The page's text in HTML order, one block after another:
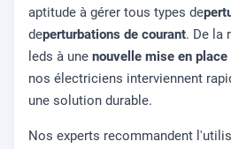
aptitude à gérer tous types de
deperturbations de courant. De la
leds à une nouvelle mise en
nos électriciens interviennent
une solution durable.
Nos experts recommandent